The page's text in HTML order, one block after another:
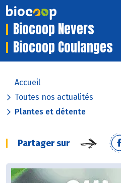
Biocoop Nevers
Biocoop Coulanges
Accueil
Toutes nos actualités
Plantes et détente
Partager sur